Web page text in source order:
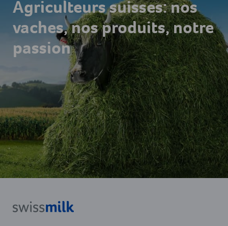
Agriculteurs suisses: nos
vaches, nos produits, notre
passion